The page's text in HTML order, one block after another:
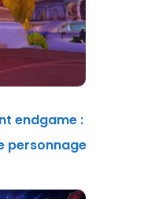
endgame :
personnage